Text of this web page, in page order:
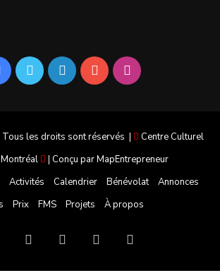
FacebookTwitterLinkedinYouTubeInstagram
les droits sont réservés |
Centre Culturel
| Conçu parMapEntrepreneur
Activités Calendrier Bénévolat
Annonces
Prix FMS Projets À propos
FacebookTwitter LinkedinYouTube